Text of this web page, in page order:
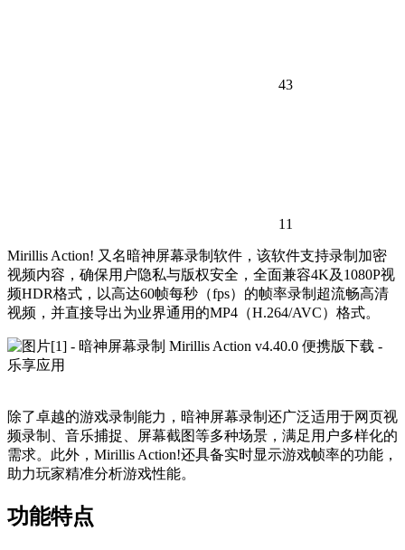
43
11
Mirillis Action! 又名暗神屏幕录制软件，该软件支持录制加密
视频内容，确保用户隐私与版权安全，全面兼容4K及1080P视
频HDR格式，以高达60帧每秒（fps）的帧率录制超流畅高清
视频，并直接导出为业界通用的MP4（H.264/AVC）格式。
除了卓越的游戏录制能力，暗神屏幕录制还广泛适用于网页视
频录制、音乐捕捉、屏幕截图等多种场景，满足用户多样化的
需求。此外，Mirillis Action!还具备实时显示游戏帧率的功能，
助力玩家精准分析游戏性能。
功能特点